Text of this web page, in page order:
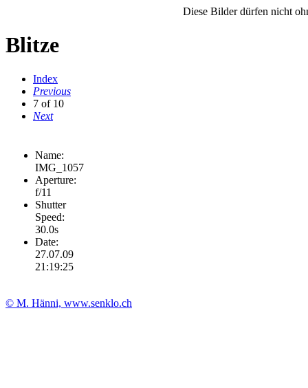
Diese Bilder dürfen nicht
Blitze
Index
Previous
7 of 10
Next
Name:
IMG_1057
Aperture:
f/11
Shutter
Speed:
30.0s
Date:
27.07.09
21:19:25
© M. Hänni, www.senklo.ch